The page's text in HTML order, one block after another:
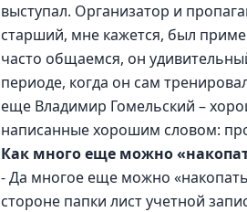
выступал. Организатор и
старший, мне кажется, был
часто общаемся, он
периоде, когда он сам
еще Владимир Гомельский –
написанные хорошим словом:
Как много еще можно
- Да многое еще можно
стороне папки лист учетной